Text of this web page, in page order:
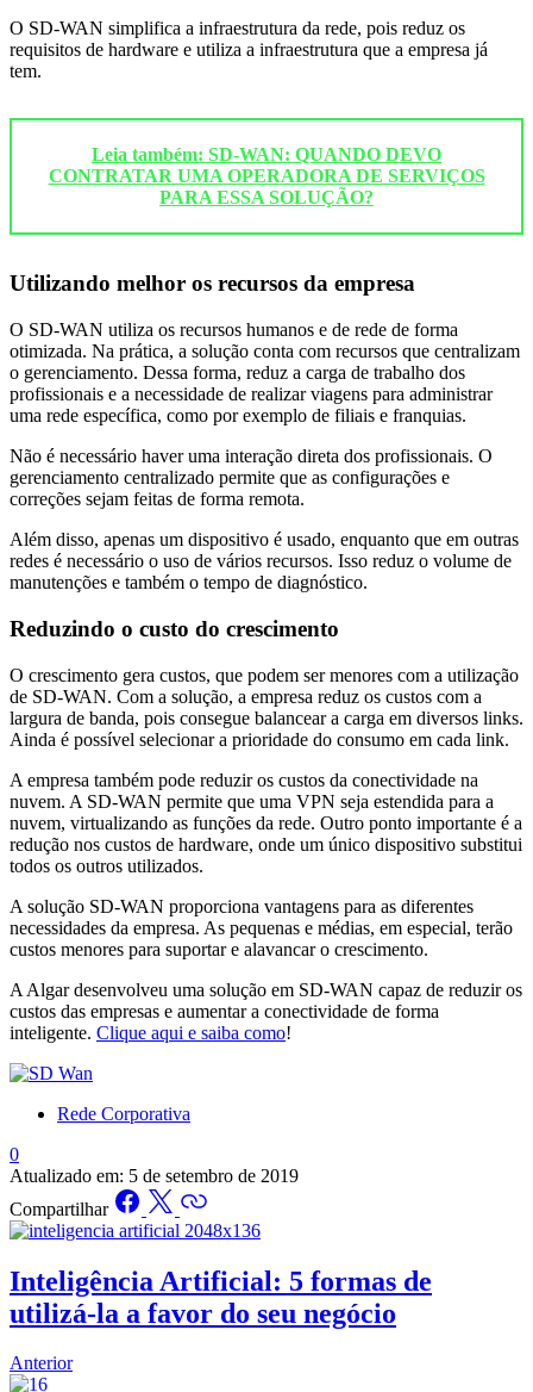
O SD-WAN simplifica a infraestrutura da rede, pois reduz os
requisitos de hardware e utiliza a infraestrutura que a empresa já
tem.
Leia também: SD-WAN: QUANDO DEVO
CONTRATAR UMA OPERADORA DE SERVIÇOS
PARA ESSA SOLUÇÃO?
Utilizando melhor os recursos da empresa
O SD-WAN utiliza os recursos humanos e de rede de forma
otimizada. Na prática, a solução conta com recursos que centralizam
o gerenciamento. Dessa forma, reduz a carga de trabalho dos
profissionais e a necessidade de realizar viagens para administrar
uma rede específica, como por exemplo de filiais e franquias.
Não é necessário haver uma interação direta dos profissionais. O
gerenciamento centralizado permite que as configurações e
correções sejam feitas de forma remota.
Além disso, apenas um dispositivo é usado, enquanto que em outras
redes é necessário o uso de vários recursos. Isso reduz o volume de
manutenções e também o tempo de diagnóstico.
Reduzindo o custo do crescimento
O crescimento gera custos, que podem ser menores com a utilização
de SD-WAN. Com a solução, a empresa reduz os custos com a
largura de banda, pois consegue balancear a carga em diversos links.
Ainda é possível selecionar a prioridade do consumo em cada link.
A empresa também pode reduzir os custos da conectividade na
nuvem. A SD-WAN permite que uma VPN seja estendida para a
nuvem, virtualizando as funções da rede. Outro ponto importante é a
redução nos custos de hardware, onde um único dispositivo substitui
todos os outros utilizados.
A solução SD-WAN proporciona vantagens para as diferentes
necessidades da empresa. As pequenas e médias, em especial, terão
custos menores para suportar e alavancar o crescimento.
A Algar desenvolveu uma solução em SD-WAN capaz de reduzir os
custos das empresas e aumentar a conectividade de forma
inteligente. Clique aqui e saiba como!
Rede Corporativa
0
Atualizado em: 5 de setembro de 2019
Compartilhar
Inteligência Artificial: 5 formas de
utilizá-la a favor do seu negócio
Anterior